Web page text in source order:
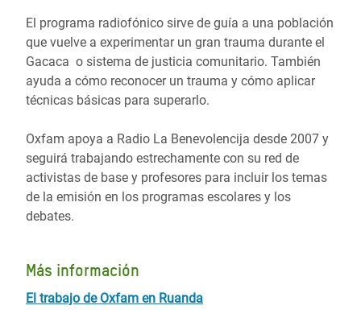
El programa radiofónico sirve de guía a una población
que vuelve a experimentar un gran trauma durante el
Gacaca o sistema de justicia comunitario. También
ayuda a cómo reconocer un trauma y cómo aplicar
técnicas básicas para superarlo.
Oxfam apoya a Radio La Benevolencija desde 2007 y
seguirá trabajando estrechamente con su red de
activistas de base y profesores para incluir los temas
de la emisión en los programas escolares y los
debates.
Más información
El trabajo de Oxfam en Ruanda